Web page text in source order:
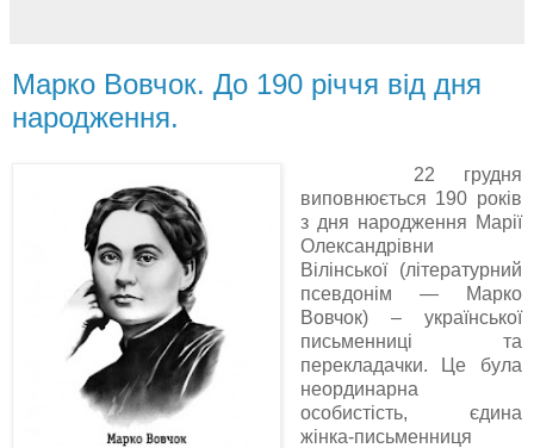
Марко Вовчок. До 190 річчя від дня
народження.
22 грудня
виповнюється 190 років
з дня народження Марії
Олександрівни
Вілінської (літературний
псевдонім — Марко
Вовчок) – української
письменниці та
перекладачки. Це була
неординарна
особистість, єдина
жінка-письменниця